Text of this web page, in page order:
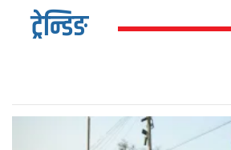
ट्रेन्डिङ